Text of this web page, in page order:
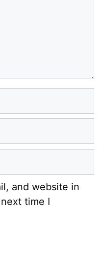
and website in
time I